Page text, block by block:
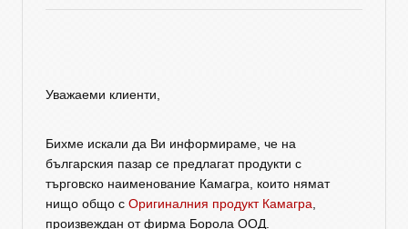
Уважаеми клиенти,
Бихме искали да Ви информираме, че на
българския пазар се предлагат продукти с
търговско наименование Камагра, които нямат
нищо общо с Оригиналния продукт Камагра,
произвеждан от фирма Борола ООД.